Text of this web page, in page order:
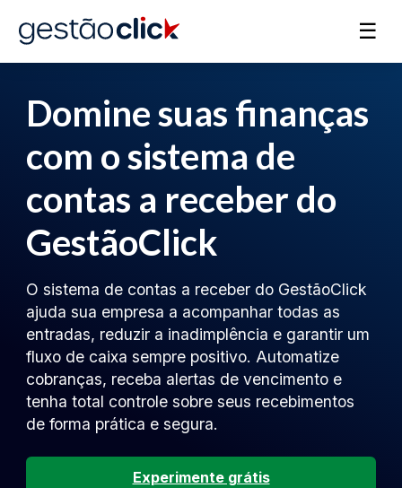
☰
Domine suas finanças
com o sistema de
contas a receber do
GestãoClick
O sistema de contas a receber do GestãoClick
ajuda sua empresa a acompanhar todas as
entradas, reduzir a inadimplência e garantir um
fluxo de caixa sempre positivo. Automatize
cobranças, receba alertas de vencimento e
tenha total controle sobre seus recebimentos
de forma prática e segura.
Experimente grátis